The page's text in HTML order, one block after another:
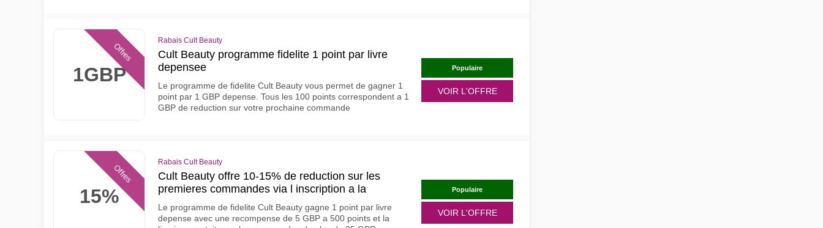
1GBP
Offres
Rabais Cult Beauty
Cult Beauty programme fidelite 1 point par livre
depensee
Le programme de fidelite Cult Beauty vous permet de gagner 1
point par 1 GBP depense. Tous les 100 points correspondent a 1
GBP de reduction sur votre prochaine commande
Populaire
VOIR L'OFFRE
15%
Offres
Rabais Cult Beauty
Cult Beauty offre 10-15% de reduction sur les
premieres commandes via l inscription a la
Le programme de fidelite Cult Beauty gagne 1 point par livre
depense avec une recompense de 5 GBP a 500 points et la
Populaire
VOIR L'OFFRE